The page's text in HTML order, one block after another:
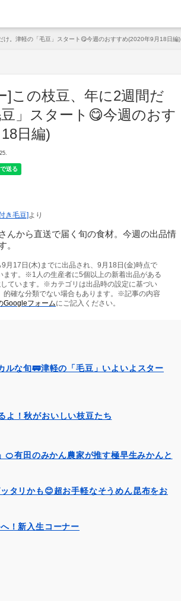
け。津軽の「毛豆」スタート😋今週のおすすめ(2020年9月18日編)
]この枝豆、年に2週間だ
」スタート😋今週のおす
日編)
き毛豆]より
んから直送で届く旬の食材。今週の出品情
。
月17日(木)までに出品され、9月18日(金)時点で
ます。※1人の生産者に5個以上の新着出品がある
ています。※カテゴリは出品時の設定に基づい
的確な分類でない場合もあります。※記事の内容
Googleフォームにご記入ください。
ルな旬🚃津軽の「毛豆」いよいよスター
よ！秋がおいしい枝豆たち
🍊有田のみかん農家が推す極早生みかんと
タリかも😊超お手軽なそうめん昆布をお
！新入生コーナー